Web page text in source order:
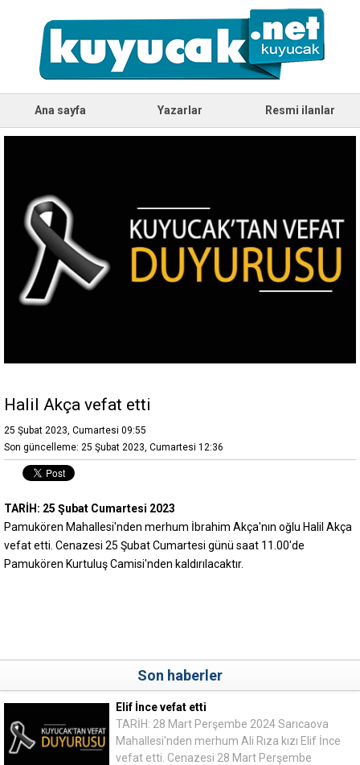
Ana sayfa Yazarlar Resmi ilanlar
Halil Akça vefat etti
25 Şubat 2023, Cumartesi 09:55
Son güncelleme: 25 Şubat 2023, Cumartesi 12:36
TARİH: 25 Şubat Cumartesi 2023
Pamukören Mahallesi'nden merhum İbrahim Akça'nın oğlu Halil Akça
vefat etti. Cenazesi 25 Şubat Cumartesi günü saat 11.00'de
Pamukören Kurtuluş Camisi'nden kaldırılacaktır.
Son haberler
Elif İnce vefat etti
TARİH: 28 Mart Perşembe 2024 Sarıcaova
Mahallesi'nden merhum Ali Rıza kızı Elif İnce
vefat etti. Cenazesi 28 Mart Perşembe